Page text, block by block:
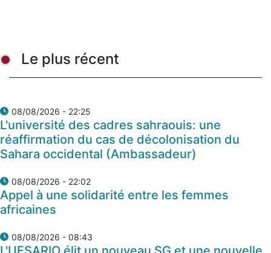
Le plus récent
08/08/2026 - 22:25
L'université des cadres sahraouis: une
réaffirmation du cas de décolonisation du
Sahara occidental (Ambassadeur)
08/08/2026 - 22:02
Appel à une solidarité entre les femmes
africaines
08/08/2026 - 08:43